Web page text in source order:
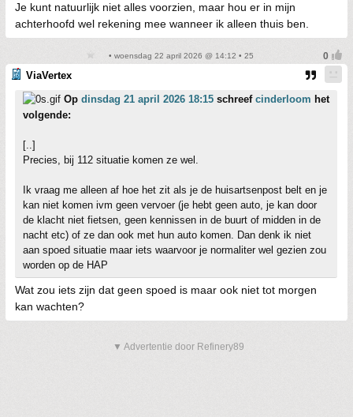
Je kunt natuurlijk niet alles voorzien, maar hou er in mijn
achterhoofd wel rekening mee wanneer ik alleen thuis ben.
• woensdag 22 april 2026 @ 14:12 • 25
ViaVertex
Op dinsdag 21 april 2026 18:15 schreef cinderloom het
volgende:
[..]
Precies, bij 112 situatie komen ze wel.
Ik vraag me alleen af hoe het zit als je de huisartsenpost belt en je
kan niet komen ivm geen vervoer (je hebt geen auto, je kan door
de klacht niet fietsen, geen kennissen in de buurt of midden in de
nacht etc) of ze dan ook met hun auto komen. Dan denk ik niet
aan spoed situatie maar iets waarvoor je normaliter wel gezien zou
worden op de HAP
Wat zou iets zijn dat geen spoed is maar ook niet tot morgen
kan wachten?
▼ Advertentie door Refinery89